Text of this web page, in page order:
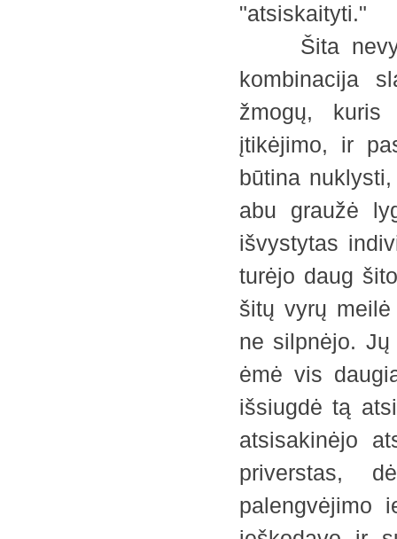
"atsiskaityti."
Šita
kombinacija
žmogų, kuris
įtikėjimo, ir
būtina
abu graužė
išvystytas
turėjo daug
šitų vyrų
ne silpnėjo.
ėmė vis
išsiugdė tą
atsisakinėjo
priverstas,
palengvėjimo